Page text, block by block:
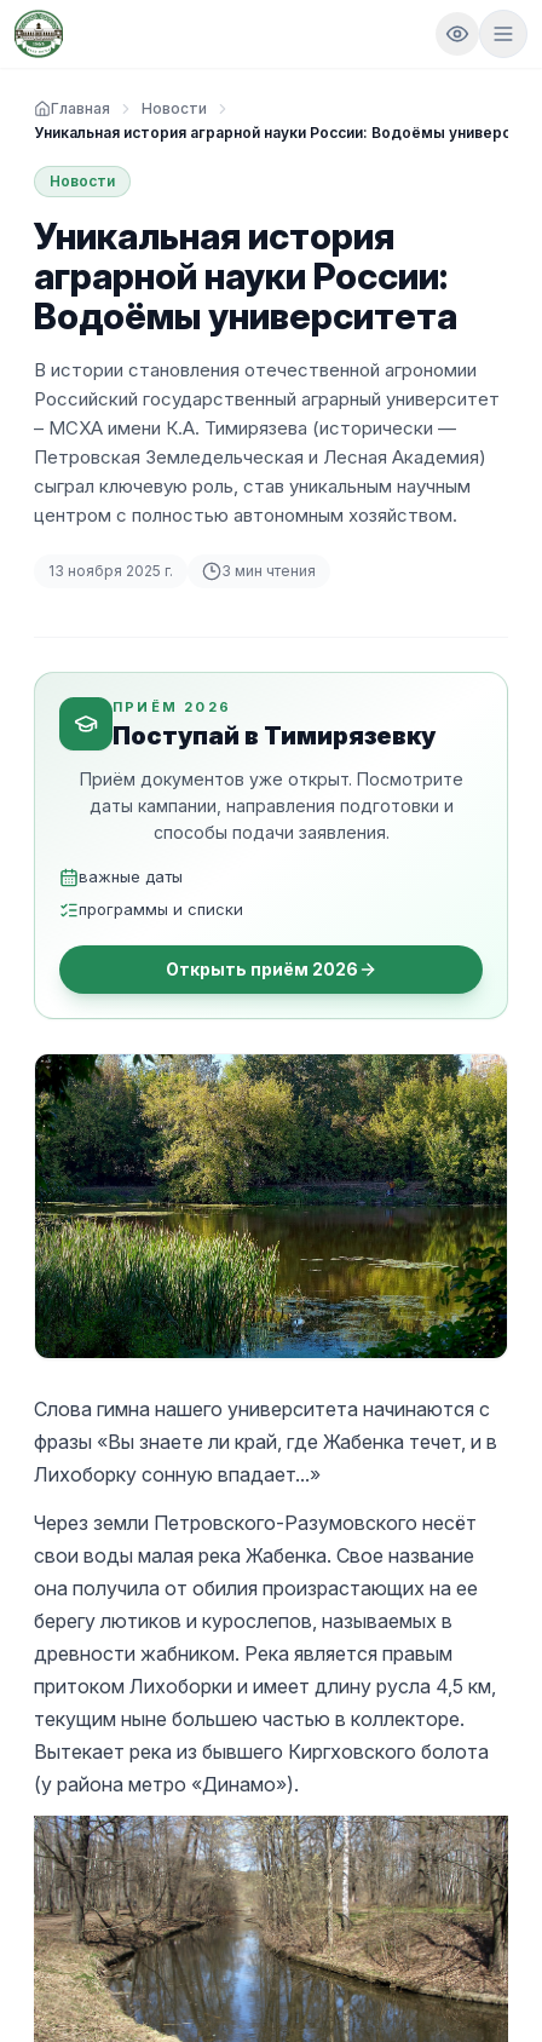
Главная
Новости
Уникальная история аграрной науки России: Водоёмы
Новости
Уникальная история
аграрной науки России:
Водоёмы университета
В истории становления отечественной агрономии
Российский государственный аграрный университет
– МСХА имени К.А. Тимирязева (исторически —
Петровская Земледельческая и Лесная Академия)
сыграл ключевую роль, став уникальным научным
центром с полностью автономным хозяйством.
13 ноября 2025 г. 3 мин чтения
ПРИЁМ 2026
Поступай в Тимирязевку
Приём документов уже открыт. Посмотрите
даты кампании, направления подготовки и
способы подачи заявления.
важные даты
программы и списки
Открыть приём 2026
Слова гимна нашего университета начинаются с
фразы «Вы знаете ли край, где Жабенка течет, и в
Лихоборку сонную впадает...»
Через земли Петровского-Разумовского несёт
свои воды малая река Жабенка. Свое название
она получила от обилия произрастающих на ее
берегу лютиков и курослепов, называемых в
древности жабником. Река является правым
притоком Лихоборки и имеет длину русла 4,5 км,
текущим ныне большею частью в коллекторе.
Вытекает река из бывшего Киргховского болота
(у района метро «Динамо»).